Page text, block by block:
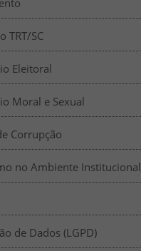
TRT/SC
Eleitoral
Moral e Sexual
Corrupção
no Ambiente Institucional
de Dados (LGPD)